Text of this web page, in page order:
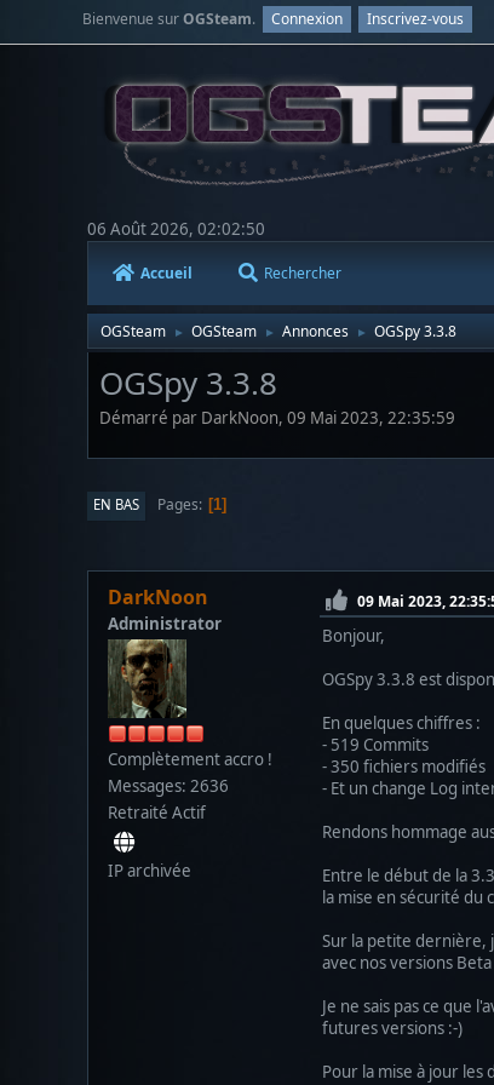
Bienvenue surOGSteam. Connexion Inscrivez-vous
06 Août 2026, 02:02:50
Accueil Rechercher
OGSteam ► OGSteam ► Annonces ► OGSpy 3.3.8
OGSpy 3.3.8
Démarré par DarkNoon, 09 Mai 2023, 22:35:59
EN BAS Pages 1
DarkNoon
Administrator
Complètement accro !
Messages: 2636
Retraité Actif
IP archivée
09 Mai 2023,
Bonjour,
OGSpy 3.3.8 est
En quelques chiffres :
- 519 Commits
- 350 fichiers modifiés
- Et un change Log
Rendons hommage
Entre le début de la
la mise en sécurité du
Sur la petite dernière,
avec nos versions
Je ne sais pas ce que
futures versions :-)
Pour la mise à jour